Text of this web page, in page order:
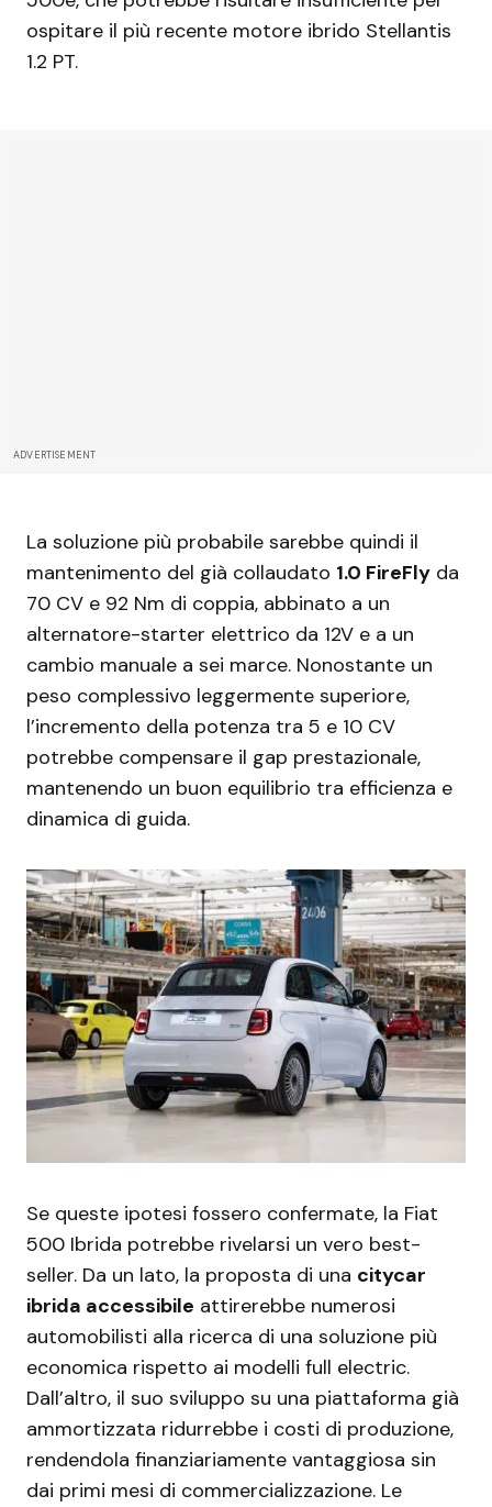
ospitare il più recente motore ibrido Stellantis
1.2 PT.
ADVERTISEMENT
La soluzione più probabile sarebbe quindi il
mantenimento del già collaudato 1.0 FireFly da
70 CV e 92 Nm di coppia, abbinato a un
alternatore-starter elettrico da 12V e a un
cambio manuale a sei marce. Nonostante un
peso complessivo leggermente superiore,
l’incremento della potenza tra 5 e 10 CV
potrebbe compensare il gap prestazionale,
mantenendo un buon equilibrio tra efficienza e
dinamica di guida.
Se queste ipotesi fossero confermate, la Fiat
500 Ibrida potrebbe rivelarsi un vero best-
seller. Da un lato, la proposta di una citycar
ibrida accessibile attirerebbe numerosi
automobilisti alla ricerca di una soluzione più
economica rispetto ai modelli full electric.
Dall’altro, il suo sviluppo su una piattaforma già
ammortizzata ridurrebbe i costi di produzione,
rendendola finanziariamente vantaggiosa sin
dai primi mesi di commercializzazione. Le